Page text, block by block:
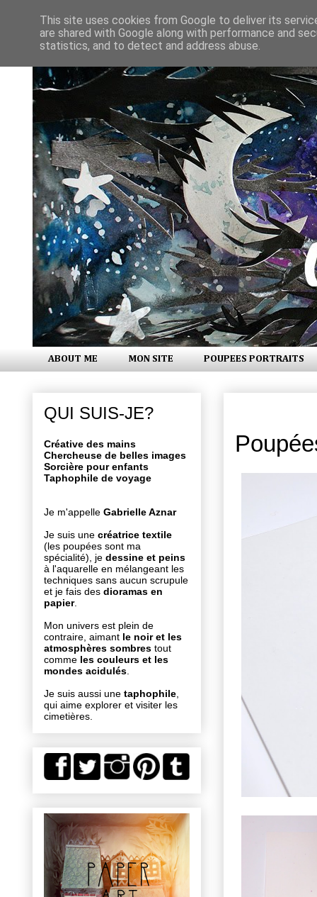
ABOUT ME MON SITE POUPEES PORTRAITS
QUI SUIS-JE?
Créative des mains
Chercheuse de belles images
Sorcière pour enfants
Taphophile de voyage
Je m'appelle Gabrielle Aznar
Je suis une créatrice textile
(les poupées sont ma
spécialité), je dessine et peins
à l'aquarelle en mélangeant les
techniques sans aucun scrupule
et je fais des dioramas en
papier.
Mon univers est plein de
contraire, aimant le noir et les
atmosphères sombres tout
comme les couleurs et les
mondes acidulés
Je suis aussi une taphophile
qui aime explorer et visiter les
cimetières.
This site uses cookies from Google to deliver its
are shared with Google along with performance and
statistics, and to detect and address abuse.